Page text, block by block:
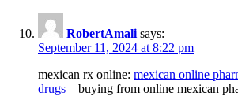
RobertAmali says:
September 11, 2024 at 8:22 pm
mexican rx online: mexican online
drugs – buying from online mexican